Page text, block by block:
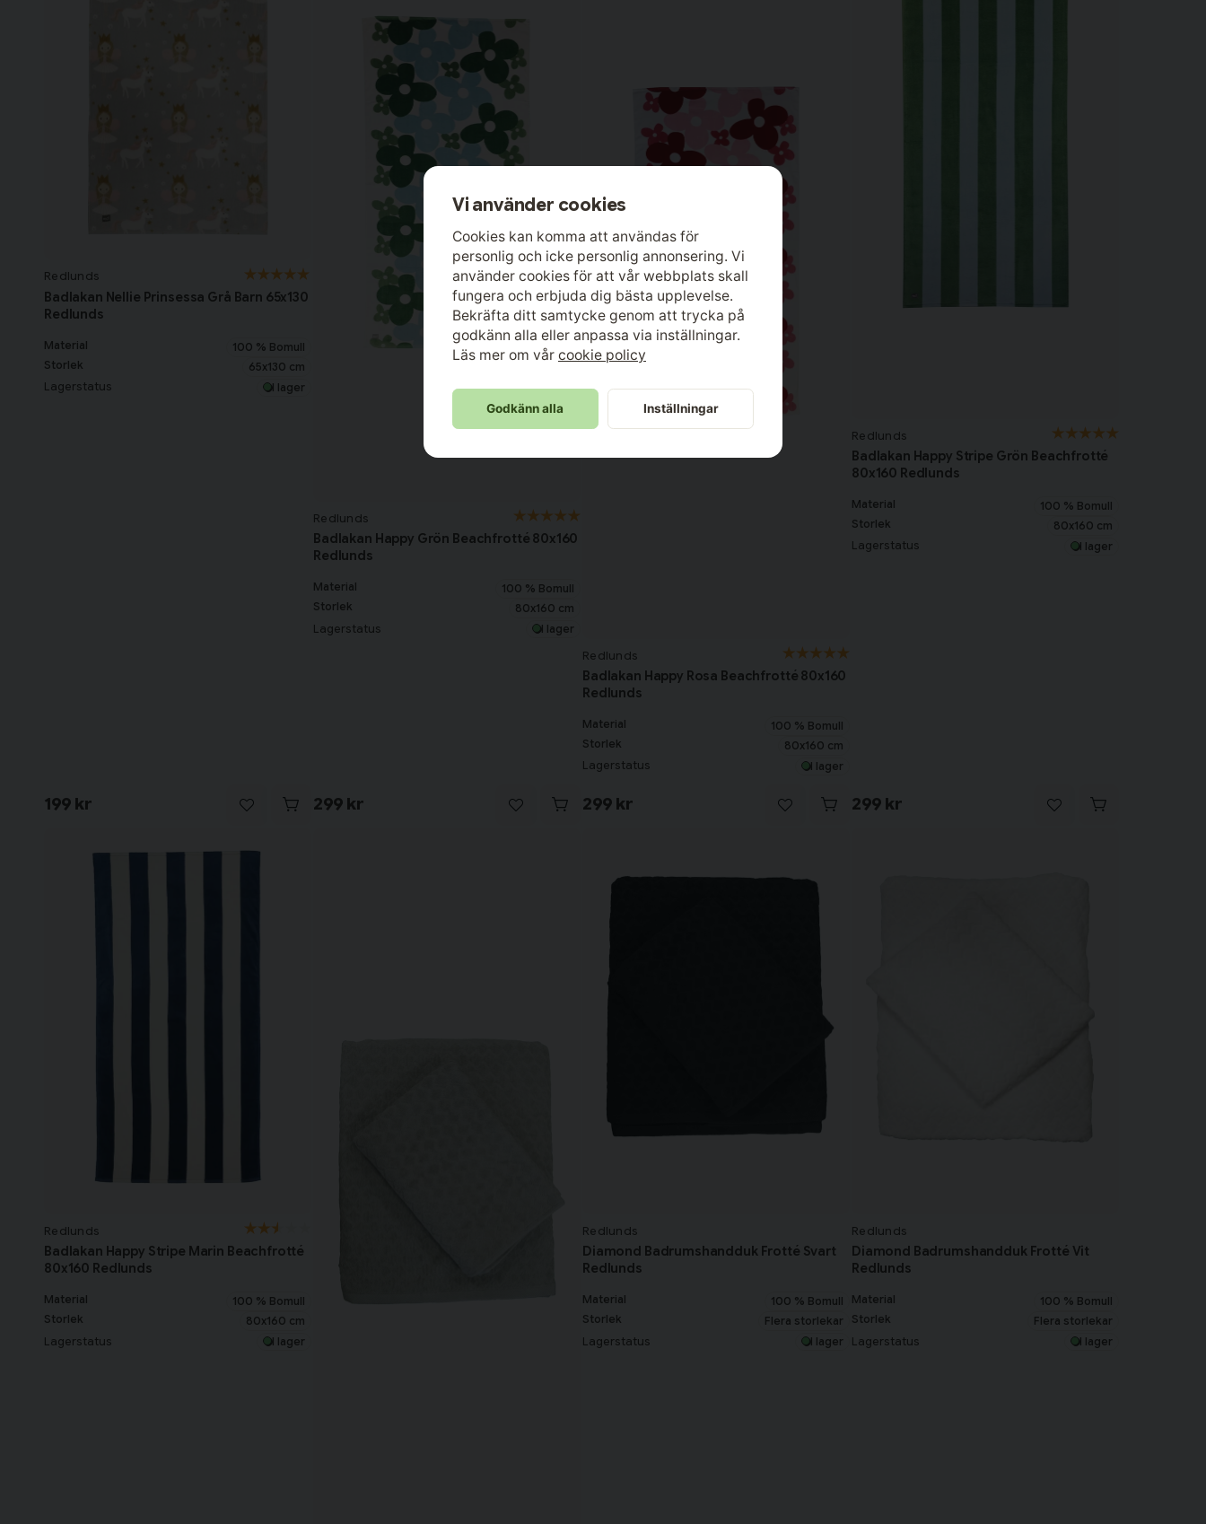
Redlunds
Badlakan Nellie Prinsessa Grå Barn 65x130
Redlunds
Material
100 % Bomull
Storlek
65x130 cm
Lagerstatus I lager
199 kr
Redlunds
Badlakan Happy Grön Beachfrotté 80x160
Redlunds
Material
100 % Bomull
Storlek
80x160 cm
Lagerstatus I lager
299 kr
Redlunds
Badlakan Happy Rosa Beachfrotté 80x160
Redlunds
Material
100 % Bomull
Storlek
80x160 cm
Lagerstatus I lager
299 kr
Redlunds
Badlakan Happy Stripe Grön Beachfrotté
80x160 Redlunds
Material
100 % Bomull
Storlek
80x160 cm
Lagerstatus I lager
299 kr
Redlunds
Badlakan Happy Stripe Marin Beachfrotté
80x160 Redlunds
Material
100 % Bomull
Storlek
80x160 cm
Lagerstatus I lager
Redlunds
Diamond Badrumshandduk Frotté Svart
Redlunds
Material
100 % Bomull
Storlek
Flera storlekar
Lagerstatus I lager
Redlunds
Diamond Badrumshandduk Frotté Vit
Redlunds
Material
100 % Bomull
Storlek
Flera storlekar
Lagerstatus I lager
Vi använder cookies
Cookies kan komma att användas för
personlig och icke personlig annonsering. Vi
använder cookies för att vår webbplats skall
fungera och erbjuda dig bästa upplevelse.
Bekräfta ditt samtycke genom att trycka på
godkänn alla eller anpassa via inställningar.
Läs mer om vår cookie policy
Godkänn alla Inställningar